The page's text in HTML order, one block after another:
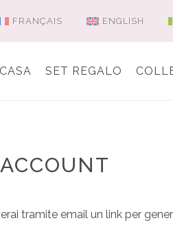
FRANÇAIS ENGLISH
CASA SET REGALO
tramite email un link per